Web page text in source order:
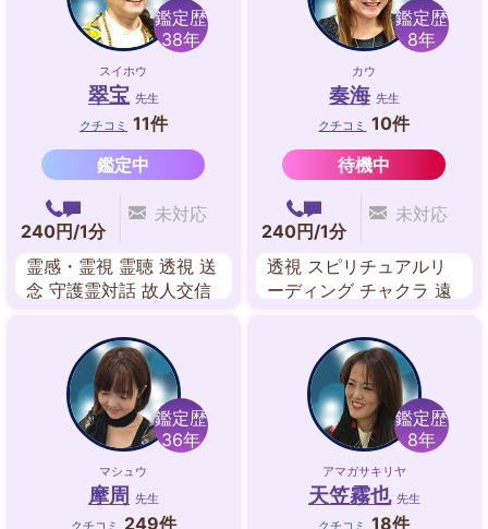
鑑定歴
38年
スイホウ
翠宝 先生
クチコミ 11件
鑑定中
240円/1分
未対応
霊感・霊視 霊聴 透視 送
念 守護霊対話 故人交信
鑑定歴
8年
カウ
奏海 先生
クチコミ
10件
待機中
240円/1分
未対応
透視 スピリチュアルリ
ーディング チャクラ 遠
鑑定歴
36年
マシュウ
摩周 先生
クチコミ 249件
鑑定歴
8年
アマガサキリヤ
天笠霧也 先生
クチコミ 18件